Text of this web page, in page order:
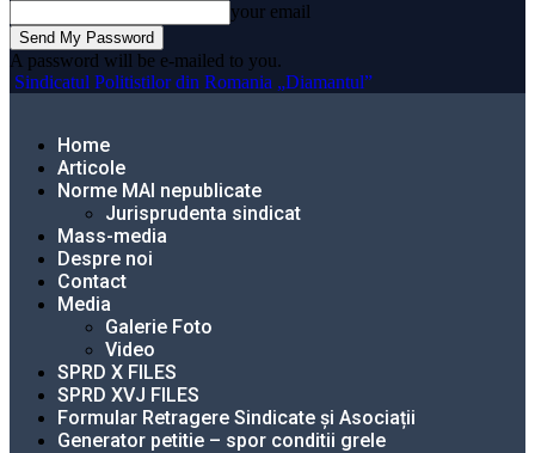
your email
A password will be e-mailed to you.
Sindicatul Politistilor din Romania „Diamantul”
Home
Articole
Norme MAI nepublicate
Jurisprudenta sindicat
Mass-media
Despre noi
Contact
Media
Galerie Foto
Video
SPRD X FILES
SPRD XVJ FILES
Formular Retragere Sindicate și Asociații
Generator petitie – spor conditii grele